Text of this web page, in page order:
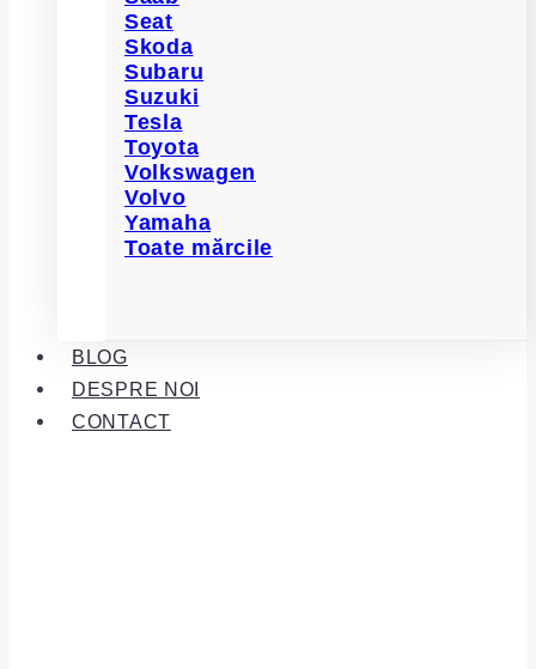
Seat
Skoda
Subaru
Suzuki
Tesla
Toyota
Volkswagen
Volvo
Yamaha
Toate mărcile
BLOG
DESPRE NOI
CONTACT